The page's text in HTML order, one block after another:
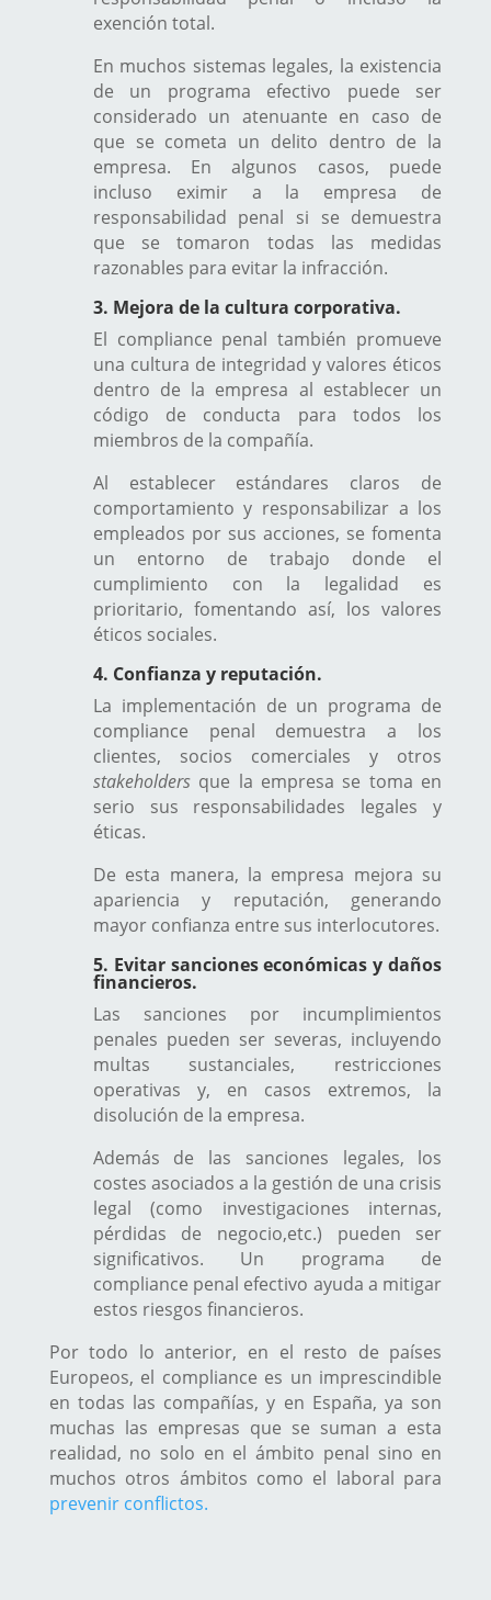
exención total.
En muchos sistemas legales, la existencia
de un programa efectivo puede ser
considerado un atenuante en caso de
que se cometa un delito dentro de la
empresa. En algunos casos, puede
incluso eximir a la empresa de
responsabilidad penal si se demuestra
que se tomaron todas las medidas
razonables para evitar la infracción.
3. Mejora de la cultura corporativa.
El compliance penal también promueve
una cultura de integridad y valores éticos
dentro de la empresa al establecer un
código de conducta para todos los
miembros de la compañía.
Al establecer estándares claros de
comportamiento y responsabilizar a los
empleados por sus acciones, se fomenta
un entorno de trabajo donde el
cumplimiento con la legalidad es
prioritario, fomentando así, los valores
éticos sociales.
4. Confianza y reputación.
La implementación de un programa de
compliance penal demuestra a los
clientes, socios comerciales y otros
stakeholdersque la empresa se toma en
serio sus responsabilidades legales y
éticas.
De esta manera, la empresa mejora su
apariencia y reputación, generando
mayor confianza entre sus interlocutores.
5. Evitar sanciones económicas y daños
financieros.
Las sanciones por incumplimientos
penales pueden ser severas, incluyendo
multas sustanciales, restricciones
operativas y, en casos extremos, la
disolución de la empresa.
Además de las sanciones legales, los
costes asociados a la gestión de una crisis
legal (como investigaciones internas,
pérdidas de negocio,etc.) pueden ser
significativos. Un programa de
compliance penal efectivo ayuda a mitigar
estos riesgos financieros.
Por todo lo anterior, en el resto de países
Europeos, el compliance es un imprescindible
en todas las compañías, y en España, ya son
muchas las empresas que se suman a esta
realidad, no solo en el ámbito penal sino en
muchos otros ámbitos como el laboral para
prevenir conflictos.